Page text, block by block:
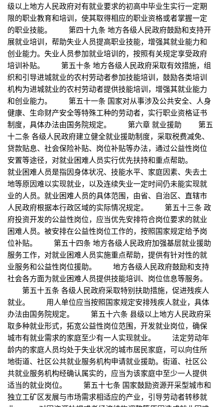
级以上地方人民政府对有就业要求的初高中毕业生实行一定期
限的职业教育和培训，使其取得相应的职业资格或者掌握一定
的职业技能。 第四十九条 地方各级人民政府鼓励和支持开
展就业培训，帮助失业人员提高职业技能，增强其就业能力和
创业能力。失业人员参加就业培训的，按照有关规定享受政府
培训补贴。 第五十条 地方各级人民政府采取有效措施，组
织和引导进城就业的农村劳动者参加技能培训，鼓励各类培训
机构为进城就业的农村劳动者提供技能培训，增强其就业能力
和创业能力。 第五十一条 国家对从事涉及公共安全、人身
健康、生命财产安全等特殊工种的劳动者，实行职业资格证书
制度，具体办法由国务院规定。 第六章 就业援助 第五
十二条 各级人民政府建立健全就业援助制度，采取税费减免、
贷款贴息、社会保险补贴、岗位补贴等办法，通过公益性岗位
安置等途径，对就业困难人员实行优先扶持和重点帮助。
就业困难人员是指因身体状况、技能水平、家庭因素、失去土
地等原因难以实现就业，以及连续失业一定时间仍未能实现就
业的人员。就业困难人员的具体范围，由省、自治区、直辖市
人民政府根据本行政区域的实际情况规定。 第五十三条 政
府投资开发的公益性岗位，应当优先安排符合岗位要求的就业
困难人员。被安排在公益性岗位工作的，按照国家规定给予岗
位补贴。 第五十四条 地方各级人民政府加强基层就业援助
服务工作，对就业困难人员实施重点帮助，提供有针对性的就
业服务和公益性岗位援助。 地方各级人民政府鼓励和支持
社会各方面为就业困难人员提供技能培训、岗位信息等服务。
第五十五条 各级人民政府采取特别扶助措施，促进残疾人
就业。 用人单位应当按照国家规定安排残疾人就业，具体
办法由国务院规定。 第五十六条 县级以上地方人民政府采
取多种就业形式，拓宽公益性岗位范围，开发就业岗位，确保
城市有就业需求的家庭至少有一人实现就业。 法定劳动年
龄内的家庭人员均处于失业状况的城市居民家庭，可以向住所
地街道、社区公共就业服务机构申请就业援助。街道、社区公
共就业服务机构经确认属实的，应当为该家庭中至少一人提供
适当的就业岗位。 第五十七条 国家鼓励资源开采型城市和
独立工矿区发展与市场需求相适应的产业，引导劳动者转移就